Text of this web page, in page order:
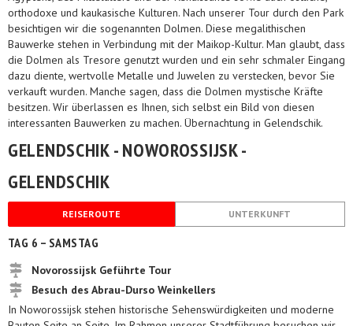
orthodoxe und kaukasische Kulturen. Nach unserer Tour durch den Park
besichtigen wir die sogenannten Dolmen. Diese megalithischen
Bauwerke stehen in Verbindung mit der Maikop-Kultur. Man glaubt, dass
die Dolmen als Tresore genutzt wurden und ein sehr schmaler Eingang
dazu diente, wertvolle Metalle und Juwelen zu verstecken, bevor Sie
verkauft wurden. Manche sagen, dass die Dolmen mystische Kräfte
besitzen. Wir überlassen es Ihnen, sich selbst ein Bild von diesen
interessanten Bauwerken zu machen. Übernachtung in Gelendschik.
GELENDSCHIK - NOWOROSSIJSK -
GELENDSCHIK
REISEROUTE UNTERKUNFT
TAG 6 – SAMSTAG
Novorossijsk Geführte Tour
Besuch des Abrau-Durso Weinkellers
In Noworossijsk stehen historische Sehenswürdigkeiten und moderne